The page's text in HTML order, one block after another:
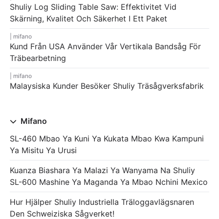
Shuliy Log Sliding Table Saw: Effektivitet Vid
Skärning, Kvalitet Och Säkerhet I Ett Paket
mifano
Kund Från USA Använder Vår Vertikala Bandsåg För
Träbearbetning
mifano
Malaysiska Kunder Besöker Shuliy Träsågverksfabrik
Mifano
SL-460 Mbao Ya Kuni Ya Kukata Mbao Kwa Kampuni
Ya Misitu Ya Urusi
Kuanza Biashara Ya Malazi Ya Wanyama Na Shuliy
SL-600 Mashine Ya Maganda Ya Mbao Nchini Mexico
Hur Hjälper Shuliy Industriella Träloggavlägsnaren
Den Schweiziska Sågverket!